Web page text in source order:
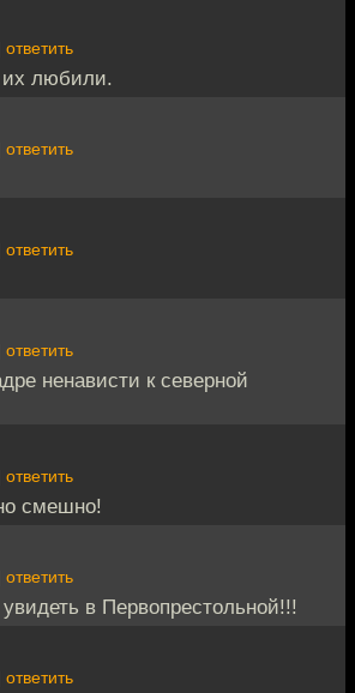
ответить
их любили.
ответить
ответить
ответить
ненависти к северной
ответить
смешно!
ответить
в Первопрестольной!!!
ответить